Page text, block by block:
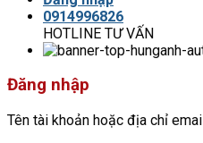
0914996826
HOTLINE TƯ VẤN
Đăng nhập
Tên tài khoản hoặc địa chỉ